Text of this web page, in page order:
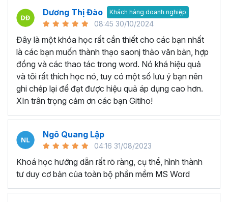
Word là công cụ chính để soạn thảo văn bản chuyên
nghiệp trong nhiều ngành nghề khác nhau như luật, kế
toán, giáo dục, hành chính và nhiều lĩnh vực khác. Với
Microsoft Word, người dùng có thể tạo ra các tài liệu
chuyên nghiệp như bài luận, báo cáo, bài giảng, tài liệu
giáo dục, bài kiểm tra và hợp đồng.
Tạo biểu đồ và làm báo cáo:
Microsoft Word cung cấp
các tính năng cho phép bạn tạo biển đồ và làm báo cáo,
giúp dữ liệu được hiển thị rõ ràng và trực quan nhất, từ đó
giúp đưa ra quyết định chính xác và thông minh.
Tạo mục lục và tài liệu hướng dẫn:
lục tự động và các tài liệu hướng dẫn như sách, báo cáo
dự án, hướng dẫn sử dụng.
Tạo và quản lý hợp đồng và văn bản pháp lý:
những người làm kế toán và hành chính nhân sự thường
Dương Thị Đào Khách hàng doanh nghiệp
08:45 30/10/2024
Đây là một khóa học rất cần thiết cho các bạn nhất
là các bạn muốn thành thạo saonj thảo văn bản, hợp
đồng và các thao tác trong word. Nó khá hiệu quả
và tôi rất thích học nó, tuy có một số lưu ý bạn nên
ghi chép lại để đạt được hiệu quả áp dụng cao hơn.
XIn trân trọng cảm ơn các bạn Gitiho!
Ngô Quang Lập
04:16 31/08/2023
Khoá học hướng dẫn rất rõ ràng, cụ thể, hình thành
tư duy cơ bản của toàn bộ phần mềm MS Word